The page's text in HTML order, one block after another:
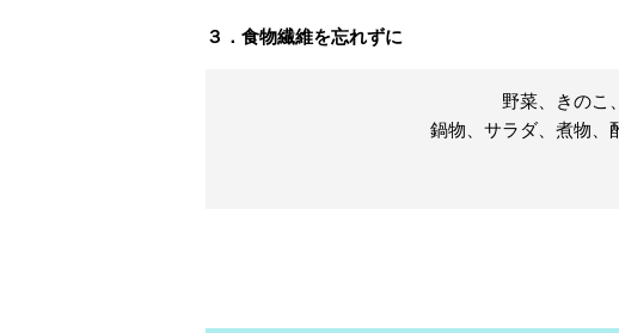
３．食物繊維を忘れずに
野菜、きのこ
鍋物、サラダ、煮物、